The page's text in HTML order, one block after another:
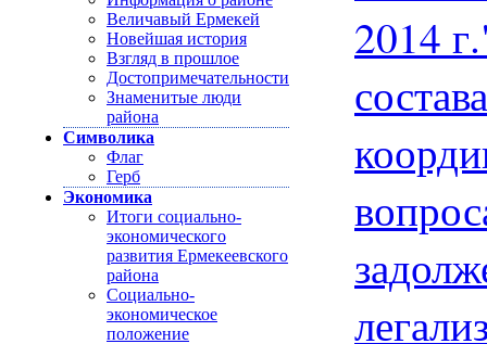
Величавый Ермекей
Новейшая история
Взгляд в прошлое
Достопримечательности
Знаменитые люди
района
Символика
Флаг
Герб
Экономика
Итоги социально-
экономического
развития Ермекеевского
района
Социально-
экономическое
положение
2014
с